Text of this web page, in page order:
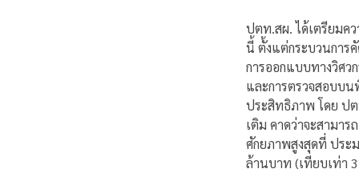
ปตท.สผ. ได้เตรียมค
นี้ ตั้งแต่กระบวนการ
การออกแบบทางวิศว
และการตรวจสอบบ
ประสิทธิภาพ โดย ป
เติม คาดว่าจะสามา
ศักยภาพสูงสุดที่ ประ
ล้านบาท (เทียบเท่า